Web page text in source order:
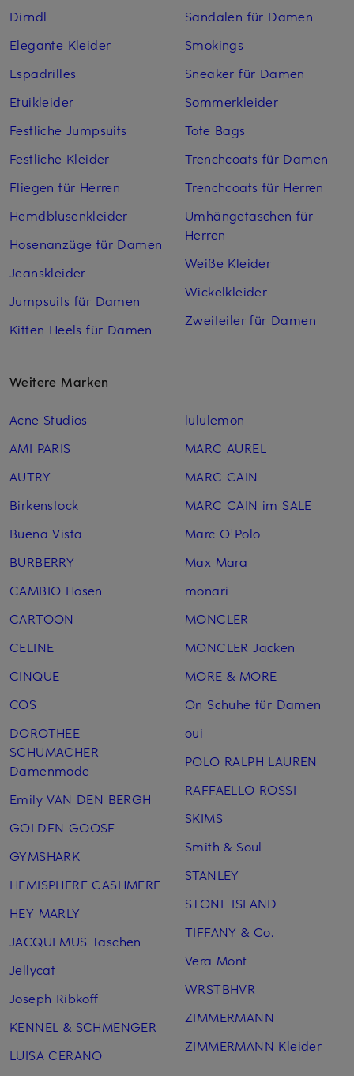
Dirndl
Elegante Kleider
Espadrilles
Etuikleider
Festliche Jumpsuits
Festliche Kleider
Fliegen für Herren
Hemdblusenkleider
Hosenanzüge für Damen
Jeanskleider
Jumpsuits für Damen
Kitten Heels für Damen
Sandalen für Damen
Smokings
Sneaker für Damen
Sommerkleider
Tote Bags
Trenchcoats für Damen
Trenchcoats für Herren
Umhängetaschen für
Herren
Weiße Kleider
Wickelkleider
Zweiteiler für Damen
Weitere Marken
Acne Studios
AMI PARIS
AUTRY
Birkenstock
Buena Vista
BURBERRY
CAMBIO Hosen
CARTOON
CELINE
CINQUE
COS
DOROTHEE
SCHUMACHER
Damenmode
Emily VAN DEN BERGH
GOLDEN GOOSE
GYMSHARK
HEMISPHERE CASHMERE
HEY MARLY
JACQUEMUS Taschen
Jellycat
Joseph Ribkoff
KENNEL & SCHMENGER
LUISA CERANO
lululemon
MARC AUREL
MARC CAIN
MARC CAIN im SALE
Marc O'Polo
Max Mara
monari
MONCLER
MONCLER Jacken
MORE & MORE
On Schuhe für Damen
oui
POLO RALPH LAUREN
RAFFAELLO ROSSI
SKIMS
Smith & Soul
STANLEY
STONE ISLAND
TIFFANY & Co.
Vera Mont
WRSTBHVR
ZIMMERMANN
ZIMMERMANN Kleider